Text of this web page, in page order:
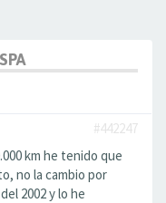
#442247
km he tenido que
no la cambio por
2002 y lo he